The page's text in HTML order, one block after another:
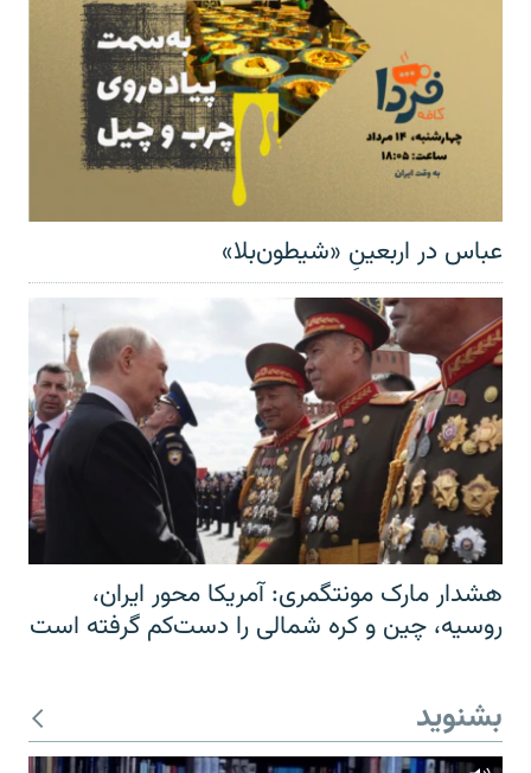
عباس در اربعینِ «شیطون‌بلا»
هشدار مارک مونتگمری: آمریکا محور ایران،
روسیه، چین و کره شمالی را دست‌کم گرفته است
بشنوید